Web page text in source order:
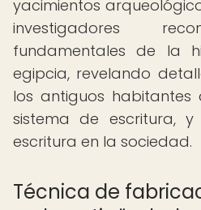
yacimientos
investigadores
fundamentales de la
egipcia, revelando
los antiguos habitantes
sistema de escritura,
escritura en la sociedad.
Técnica de